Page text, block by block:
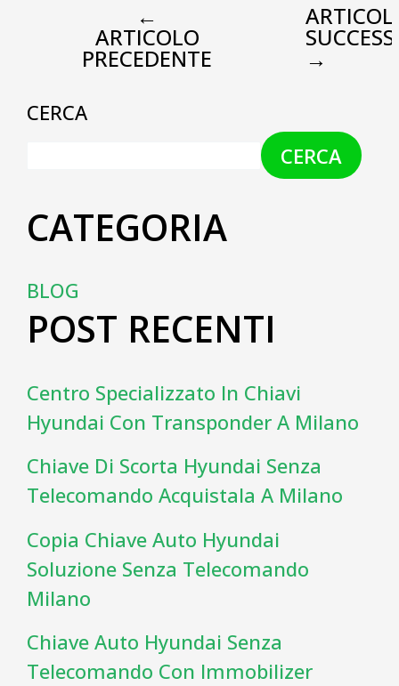
←
ARTICOLO
PRECEDENTE →
CERCA
CERCA
CATEGORIA
BLOG
POST RECENTI
Centro Specializzato In Chiavi
Hyundai Con Transponder A Milano
Chiave Di Scorta Hyundai Senza
Telecomando Acquistala A Milano
Copia Chiave Auto Hyundai
Soluzione Senza Telecomando
Milano
Chiave Auto Hyundai Senza
Telecomando Con Immobilizer